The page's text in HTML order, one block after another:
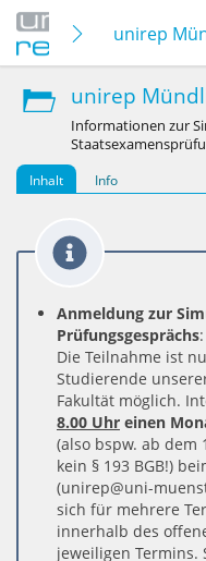
unirep
unirep
Informationen zur
Inhalt
Info
Anmeldung zur
Prüfungsgesprächs:
Die Teilnahme ist
Studierende
Fakultät möglich.
8.00 Uhr einen
(also bspw. ab dem
kein § 193 BGB!)
(unirep@uni-
sich für mehrere
innerhalb des
jeweiligen Termins.